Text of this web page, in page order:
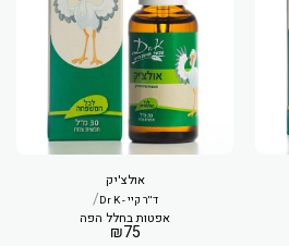
אולצ'יק
ד''ר קיי - Dr K /
אפטות בחלל הפה
₪75